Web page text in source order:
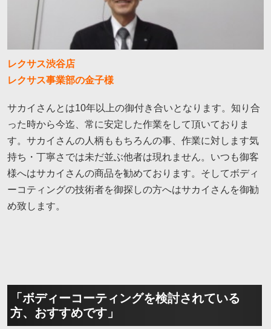
レクサス渋谷店
レクサス事業部の金子様
サカイさんとは10年以上の御付き合いとなります。知り合
った時から今迄、常に安定した作業をして頂いておりま
す。サカイさんの人柄ももちろんの事、作業に対します気
持ち・丁寧さでは未だ並ぶ他者は現れません。いつも御客
様へはサカイさんの商品を勧めております。そしてボディ
ーコティングの技術者を御探しの方へはサカイさんを御勧
め致します。
「ボディーコーティングを検討されている
方、おすすめです」